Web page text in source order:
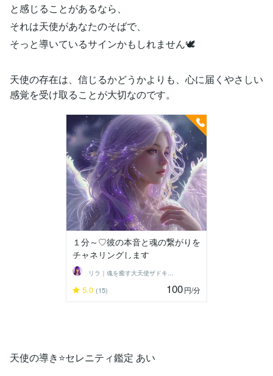
と感じることがあるなら、
それは天使があなたのそばで、
そっと導いているサインかもしれません🕊️
天使の存在は、信じるかどうかよりも、心に届くやさしい
感覚を受け取ることが大切なのです。
１分～♡彼の本音と魂の繋がりを
チャネリングします
リラ｜魂を癒す大天使ザドキエルの導き
5.0 (15) 100円/分
天使の導き⭐セレニティ鑑定 あい